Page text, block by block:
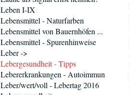
Leben I-IX
Lebensmittel - Naturfarben
Lebensmittel von Bauernhöfen ...
Lebensmittel - Spurenhinweise
Leber ->
Lebergesundheit - Tipps
Lebererkrankungen - Autoimmun
Leber/wert/voll - Lebertag 2016